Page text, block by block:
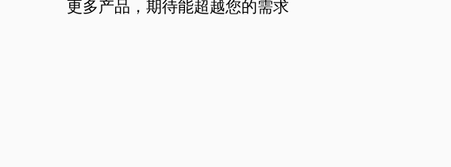
更多产品，期待能超越您的需求